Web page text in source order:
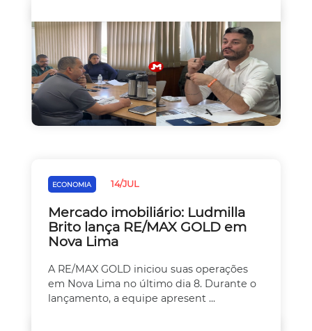
ECONOMIA 14/JUL
Mercado imobiliário: Ludmilla
Brito lança RE/MAX GOLD em
Nova Lima
A RE/MAX GOLD iniciou suas operações
em Nova Lima no último dia 8. Durante o
lançamento, a equipe apresent ...